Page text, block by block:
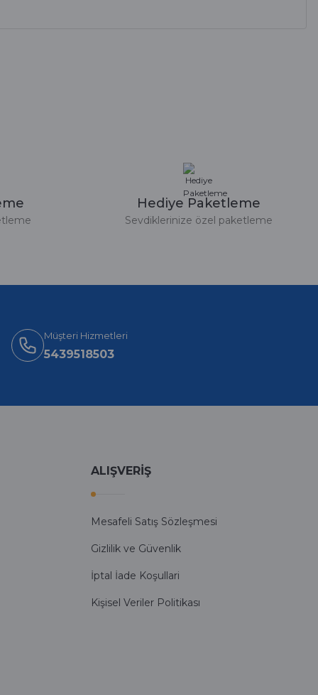
Hediye Paketleme
Sevdiklerinize özel paketleme
Müşteri Hizmetleri
5439518503
ALIŞVERİŞ
Mesafeli Satış Sözleşmesi
Gizlilik ve Güvenlik
İptal İade Koşullari
Kişisel Veriler Politikası